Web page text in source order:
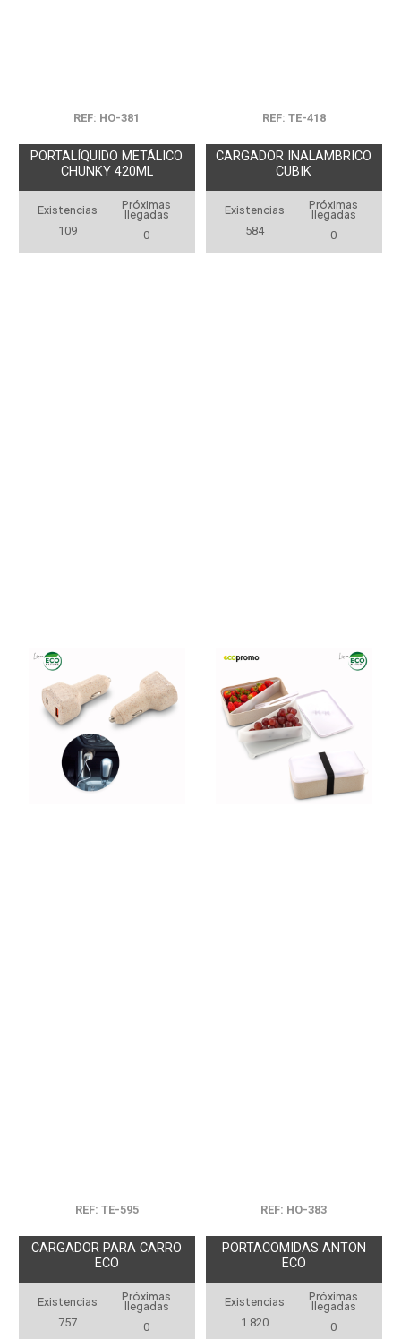
REF: HO-381
PORTALÍQUIDO METÁLICO
CHUNKY 420ML
Existencias
109
Próximas
llegadas
0
REF: TE-418
CARGADOR INALAMBRICO
CUBIK
Existencias
584
Próximas
llegadas
0
REF: TE-595
CARGADOR PARA CARRO
ECO
Existencias
757
Próximas
llegadas
0
REF: HO-383
PORTACOMIDAS ANTON
ECO
Existencias
1.820
Próximas
llegadas
0